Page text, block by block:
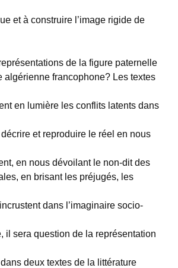
et à construire l’image rigide de
de la figure paternelle
algérienne francophone? Les textes
en lumière les conflits latents dans
et reproduire le réel en nous
en nous dévoilant le non-dit des
en brisant les préjugés, les
dans l’imaginaire socio-
il sera question de la représentation
deux textes de la littérature